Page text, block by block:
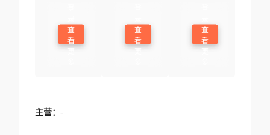
查
看
查
看
查
看
主营： -